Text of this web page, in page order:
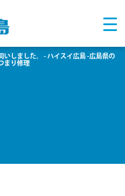
いしました。 - ハイスイ広島 -広島県の
まり修理